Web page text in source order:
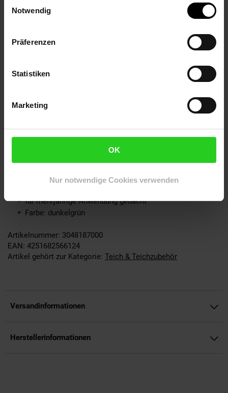
Notwendig
Präferenzen
Statistiken
Marketing
OK
Nur notwendige Cookies verwenden
Teichrand überlappen muss um es dort zu befestigen.
Diese Laubnetz ist besonders engmaschig damit auch wirklich
kein Laub hindurch fällt.
Matetrial: Polyethylen (PE)
Laubschutz für den Gartenteich
belastbar und sehr reißfest
UV-Stabil
für mehrjährige Anwendung gedacht
Farbe: dunkelgrün
Artikelnummer: 3048187000
EAN: 4251682566124
Artikel gehört zur Kategorie: Teich & Teichzubehör
Versandinformationen
Herstellerinformationen